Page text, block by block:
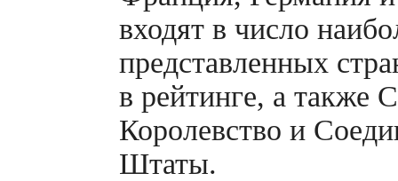
входят в число
представленных
в рейтинге, а также
Королевство и
Штаты.